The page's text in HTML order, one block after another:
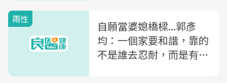
兩性
自願當婆媳橋樑...郭彥
均：一個家要和諧，靠的
不是誰去忍耐，而是有話